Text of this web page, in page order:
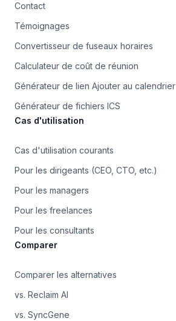
Contact
Témoignages
Convertisseur de fuseaux horaires
Calculateur de coût de réunion
Générateur de lien Ajouter au calendrier
Générateur de fichiers ICS
Cas d'utilisation
Cas d'utilisation courants
Pour les dirigeants (CEO, CTO, etc.)
Pour les managers
Pour les freelances
Pour les consultants
Comparer
Comparer les alternatives
vs. Reclaim AI
vs. SyncGene